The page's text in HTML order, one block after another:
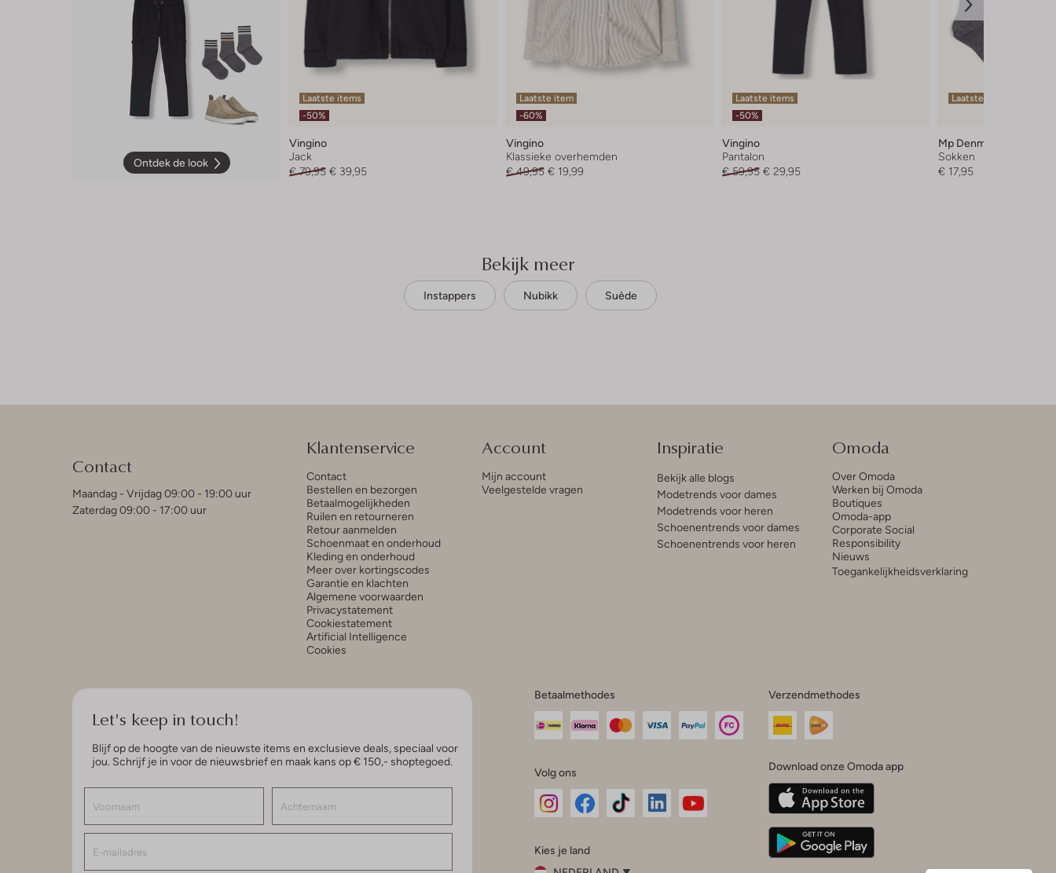
Ontdek de look
Laatste items
-50%
Vingino
Jack
€ 79,95 € 39,95
Laatste item
-60%
Vingino
Klassieke overhemden
€ 49,95 € 19,99
Laatste items
-50%
Vingino
Pantalon
€ 59,95 € 29,95
Laatste items
Mp Denmark
Sokken
€ 17,95
Bekijk meer
Instappers Nubikk Suède
Contact
Maandag - Vrijdag 09:00 - 19:00 uur
Zaterdag 09:00 - 17:00 uur
Klantenservice
Contact
Bestellen en bezorgen
Betaalmogelijkheden
Ruilen en retourneren
Retour aanmelden
Schoenmaat en onderhoud
Kleding en onderhoud
Meer over kortingscodes
Garantie en klachten
Algemene voorwaarden
Privacystatement
Cookiestatement
Artificial Intelligence
Cookies
Account
Mijn account
Veelgestelde vragen
Inspiratie
Bekijk alle blogs
Modetrends voor dames
Modetrends voor heren
Schoenentrends voor dames
Schoenentrends voor heren
Omoda
Over Omoda
Werken bij Omoda
Boutiques
Omoda-app
Corporate Social
Responsibility
Nieuws
Toegankelijkheidsverklaring
Let's keep in touch!
Blijf op de hoogte van de nieuwste items en exclusieve deals, speciaal voor
jou. Schrijf je in voor de nieuwsbrief en maak kans op € 150,- shoptegoed.
Betaalmethodes
Volg ons
InstagramFacebook
Kies je land
Verzendmethodes
Download onze Omoda app